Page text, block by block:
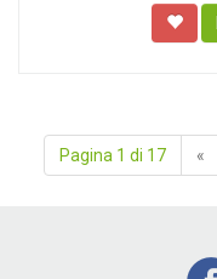
Pagina 1 di 17 «